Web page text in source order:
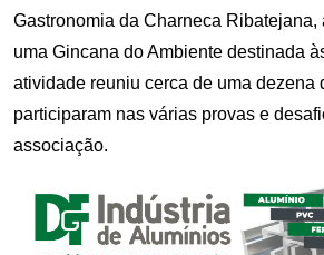
Gastronomia da Charneca Ribatejana,
uma Gincana do Ambiente destinada
atividade reuniu cerca de uma dezena
participaram nas várias provas e
associação.